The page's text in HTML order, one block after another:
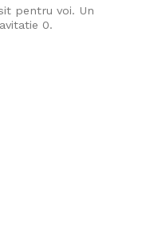
pentru voi. Un
0.